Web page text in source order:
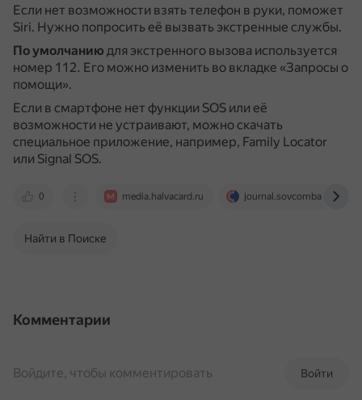
Если нет возможности взять телефон в руки, поможет
Siri. Нужно попросить её вызвать экстренные службы.
По умолчанию для экстренного вызова используется
номер 112. Его можно изменить во вкладке «Запросы о
помощи».
Если в смартфоне нет функции SOS или её
возможности не устраивают, можно скачать
специальное приложение, например, Family Locator
или Signal SOS.
0 media.halvacard.ru journal.sovcombank.ru
Найти в Поиске
Комментарии
Войти
Войдите, чтобы комментировать